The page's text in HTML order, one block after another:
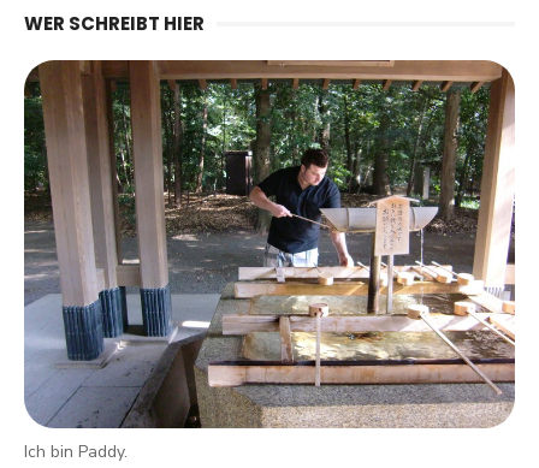
WER SCHREIBT HIER
Ich bin Paddy.